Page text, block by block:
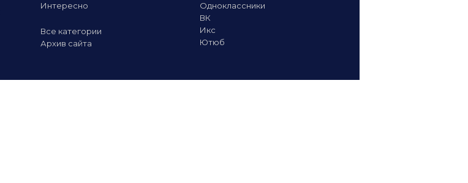
Интересно
Все категории
Архив сайта
Одноклассники
ВК
Икс
Ютюб